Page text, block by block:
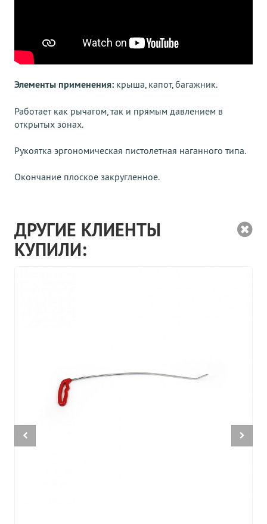
Элементы применения: крыша, капот, багажник.
Работает как рычагом, так и прямым давлением в
открытых зонах.
Рукоятка эргономическая пистолетная наганного типа.
Окончание плоское закругленное.
ДРУГИЕ КЛИЕНТЫ
КУПИЛИ: